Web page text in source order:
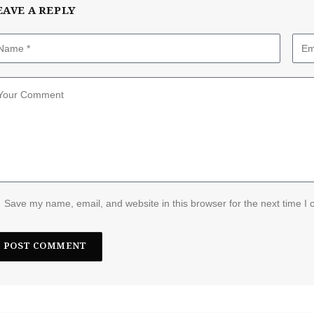
A REPLY
Save my name, email, and website in this browser for the next time I